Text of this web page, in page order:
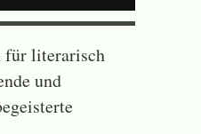
für literarisch
und